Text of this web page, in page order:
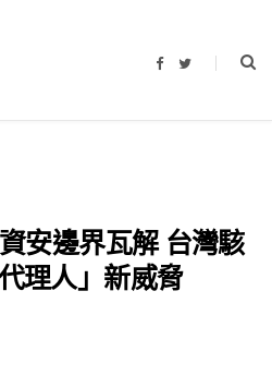
F
b
T
t
安邊界瓦解 台灣駭
理人」新威脅